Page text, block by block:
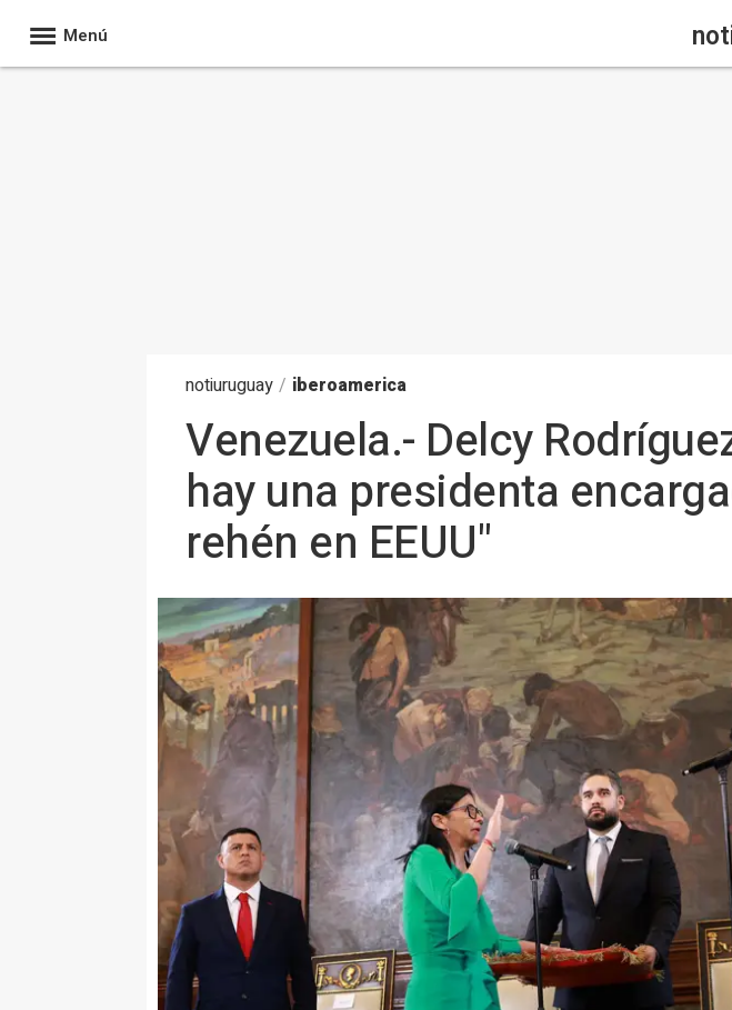
Menú
notiuruguay / iberoamerica
Venezuela.- Delcy
hay una presidenta
rehén en EEUU"